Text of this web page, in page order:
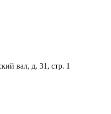
вал, д. 31, стр. 1